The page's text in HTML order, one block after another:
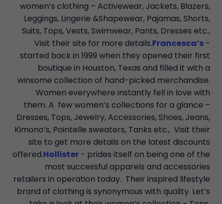
women’s clothing – Activewear, Jackets, Blazers,
Leggings, Lingerie &Shapewear, Pajamas, Shorts,
Suits, Tops, Vests, Swimwear, Pants, Dresses etc.,
Visit their site for more details.Francesca’s -
started back in 1999 when they opened their first
boutique in Houston, Texas and filled it with a
winsome collection of hand-picked merchandise.
Women everywhere instantly fell in love with
them. A few women’s collections for a glance –
Dresses, Tops, Jewelry, Accessories, Shoes, Jeans,
Kimono’s, Pointelle sweaters, Tanks etc., Visit their
site to get more details on the latest discounts
offered.Hollister - prides itself on being one of the
most successful apparels and accessories
retailers in operation today. Their inspired lifestyle
brand of clothing is synonymous with quality. Let’s